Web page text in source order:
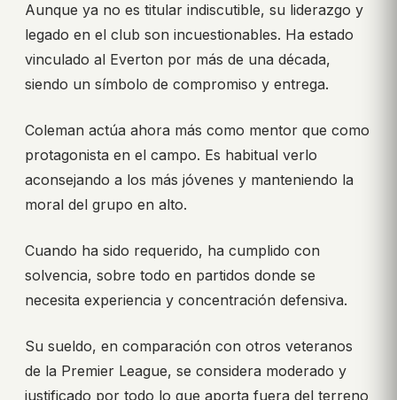
Aunque ya no es titular indiscutible, su liderazgo y
legado en el club son incuestionables. Ha estado
vinculado al Everton por más de una década,
siendo un símbolo de compromiso y entrega.
Coleman actúa ahora más como mentor que como
protagonista en el campo. Es habitual verlo
aconsejando a los más jóvenes y manteniendo la
moral del grupo en alto.
Cuando ha sido requerido, ha cumplido con
solvencia, sobre todo en partidos donde se
necesita experiencia y concentración defensiva.
Su sueldo, en comparación con otros veteranos
de la Premier League, se considera moderado y
justificado por todo lo que aporta fuera del terreno